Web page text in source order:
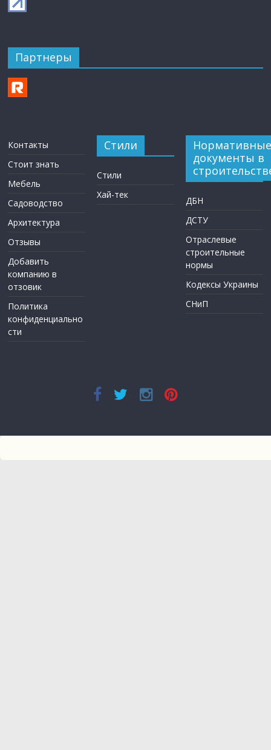
Партнеры
Контакты
Стоит знать
Мебель
Садоводство
Архитектура
Отзывы
Добавить
компанию в
отзовик
Политика
конфиденциально
сти
Стили
Стили
Хай-тек
Нормативные
документы в
ДБН
ДСТУ
Отраслевые
строительные
нормы
Кодексы Украины
СНиП